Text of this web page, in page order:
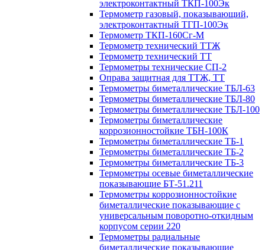
электроконтактный ТКП-100Эк
Термометр газовый, показывающий,
электроконтактный ТГП-100Эк
Термометр ТКП-160Сг-М
Термометр технический ТТЖ
Термометр технический ТТ
Термометры технические СП-2
Оправа защитная для ТТЖ, ТТ
Термометры биметаллические ТБЛ-63
Термометры биметаллические ТБЛ-80
Термометры биметаллические ТБЛ-100
Термометры биметаллические
коррозионностойкие ТБН-100К
Термометры биметаллические ТБ-1
Термометры биметаллические ТБ-2
Термометры биметаллические ТБ-3
Термометры осевые биметаллические
показывающие БТ-51.211
Термометры коррозионностойкие
биметаллические показывающие с
универсальным поворотно-откидным
корпусом серии 220
Термометры радиальные
биметаллические показывающие